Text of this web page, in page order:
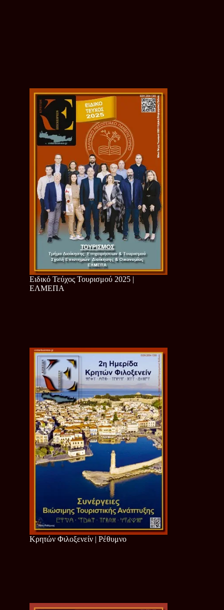
Ειδικό Τεύχος Τουρισμού 2025 |
ΕΛΜΕΠΑ
Κρητών Φιλοξενείν | Ρέθυμνο